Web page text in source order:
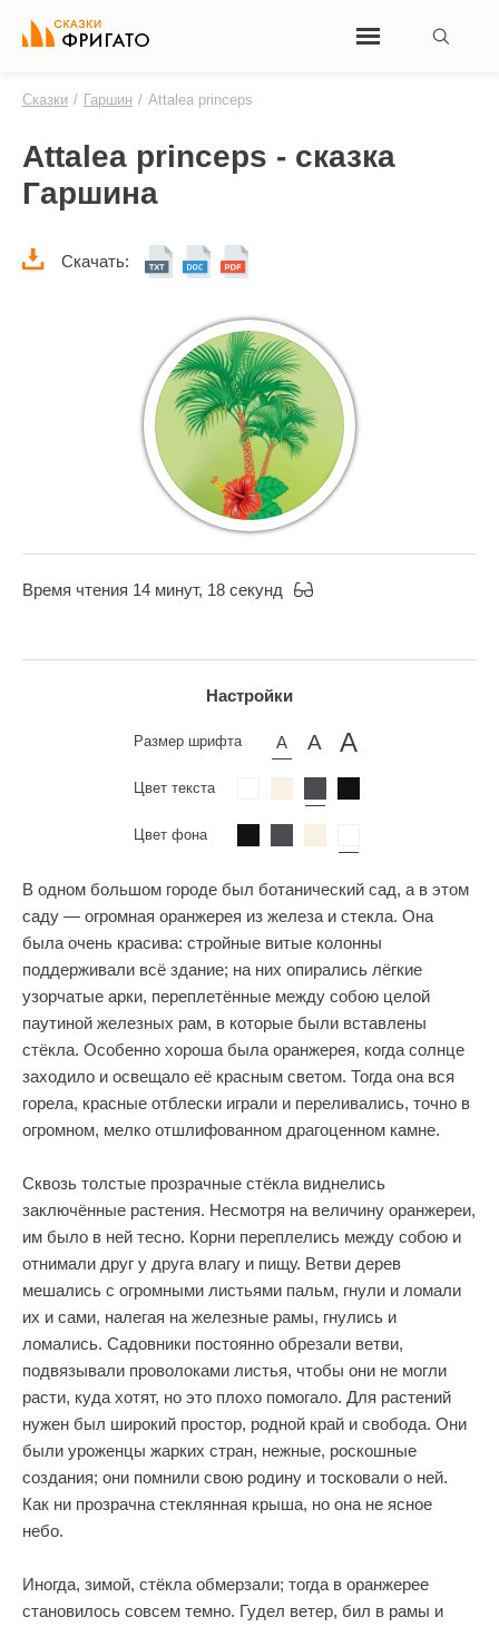
Сказки / Гаршин / Attalea princeps
Attalea princeps - сказка
Гаршина
Скачать:
Время чтения 14 минут, 18 секунд
Настройки
Размер шрифта
Цвет текста
Цвет фона
В одном большом городе был ботанический сад, а в этом
саду — огромная оранжерея из железа и стекла. Она
была очень красива: стройные витые колонны
поддерживали всё здание; на них опирались лёгкие
узорчатые арки, переплетённые между собою целой
паутиной железных рам, в которые были вставлены
стёкла. Особенно хороша была оранжерея, когда солнце
заходило и освещало её красным светом. Тогда она вся
горела, красные отблески играли и переливались, точно в
огромном, мелко отшлифованном драгоценном камне.
Сквозь толстые прозрачные стёкла виднелись
заключённые растения. Несмотря на величину оранжереи,
им было в ней тесно. Корни переплелись между собою и
отнимали друг у друга влагу и пищу. Ветви дерев
мешались с огромными листьями пальм, гнули и ломали
их и сами, налегая на железные рамы, гнулись и
ломались. Садовники постоянно обрезали ветви,
подвязывали проволоками листья, чтобы они не могли
расти, куда хотят, но это плохо помогало. Для растений
нужен был широкий простор, родной край и свобода. Они
были уроженцы жарких стран, нежные, роскошные
создания; они помнили свою родину и тосковали о ней.
Как ни прозрачна стеклянная крыша, но она не ясное
небо.
Иногда, зимой, стёкла обмерзали; тогда в оранжерее
становилось совсем темно. Гудел ветер, бил в рамы и